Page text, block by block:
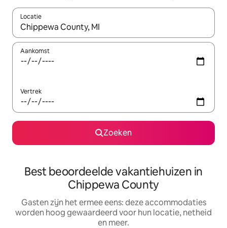
Locatie
Wanneer er suggesties beschikbaar zijn, maak je een keuze
Aankomst
Vertrek
Zoeken
Best beoordeelde vakantiehuizen in
Chippewa County
Gasten zijn het ermee eens: deze accommodaties
worden hoog gewaardeerd voor hun locatie, netheid
en meer.